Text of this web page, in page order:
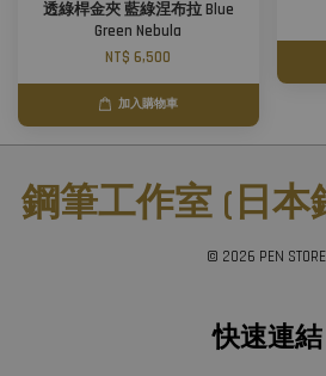
透綠桿金夾 藍綠涅布拉 Blue
Green Nebula
NT$ 6,500
加入購物車
鋼筆工作室 (日本
© 2026 PEN
快速連結